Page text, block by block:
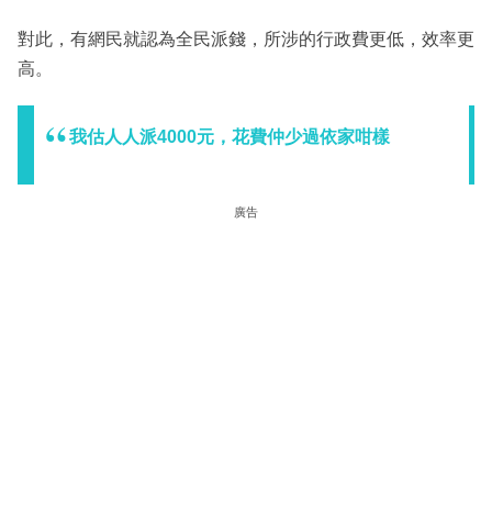
對此，有網民就認為全民派錢，所涉的行政費更低，效率更
高。
我估人人派4000元，花費仲少過依家咁樣
廣告